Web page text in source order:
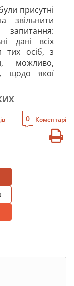
присутні
звільнити
дані всіх
тих осіб, з
можливо,
щодо якої
0 Коментарі